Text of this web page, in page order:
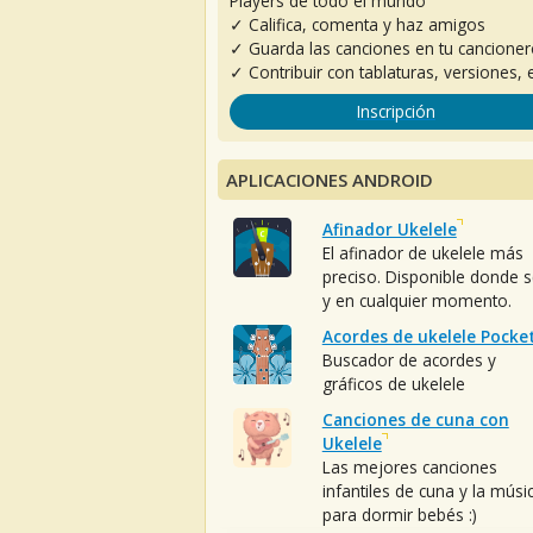
✓ Califica, comenta y haz amigos
✓ Guarda las canciones en tu
✓ Contribuir con tablaturas, versiones,
Inscripción
APLICACIONES ANDROID
Afinador Ukelele
El afinador de ukelele más
preciso. Disponible donde
y en cualquier momento.
Acordes de ukelele
Buscador de acordes y
gráficos de ukelele
Canciones de cuna con
Ukelele
Las mejores canciones
infantiles de cuna y la
para dormir bebés :)